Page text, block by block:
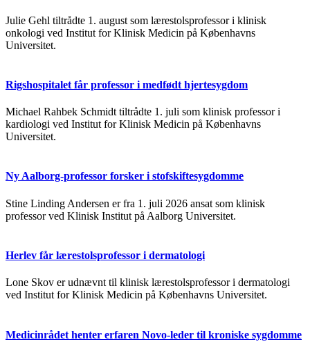
Julie Gehl tiltrådte 1. august som lærestolsprofessor i klinisk
onkologi ved Institut for Klinisk Medicin på Københavns
Universitet.
Rigshospitalet får professor i medfødt hjertesygdom
Michael Rahbek Schmidt tiltrådte 1. juli som klinisk professor i
kardiologi ved Institut for Klinisk Medicin på Københavns
Universitet.
Ny Aalborg-professor forsker i stofskiftesygdomme
Stine Linding Andersen er fra 1. juli 2026 ansat som klinisk
professor ved Klinisk Institut på Aalborg Universitet.
Herlev får lærestolsprofessor i dermatologi
Lone Skov er udnævnt til klinisk lærestolsprofessor i dermatologi
ved Institut for Klinisk Medicin på Københavns Universitet.
Medicinrådet henter erfaren Novo-leder til kroniske sygdomme